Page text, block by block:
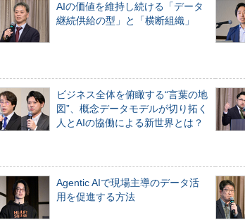
AIの価値を維持し続ける「データ
継続供給の型」と「横断組織」
ビジネス全体を俯瞰する“言葉の地
図”、概念データモデルが切り拓く
人とAIの協働による新世界とは？
Agentic AIで現場主導のデータ活
用を促進する方法